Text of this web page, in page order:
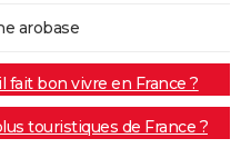
arobase
fait bon vivre en France ?
touristiques de France ?